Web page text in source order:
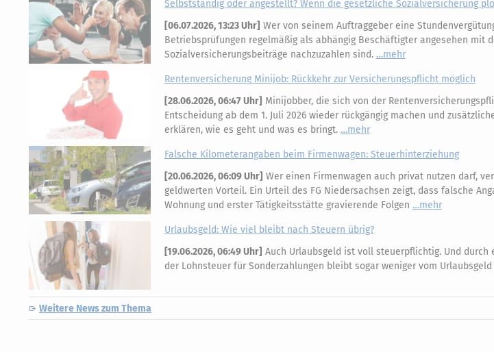
Selbstständig oder angestellt? Wenn die gesetzliche Sozialversicherung
[06.07.2026, 13:23 Uhr] Wer von seinem Auftraggeber eine
Betriebsprüfungen regelmäßig als abhängig Beschäftigter angesehen mit
Sozialversicherungsbeiträge nachzuzahlen sind.
mehr
Rentenversicherung Minijob: Rückkehr zur Versicherungspflicht möglich
[28.06.2026, 06:47 Uhr] Minijobber, die sich von der
Entscheidung ab dem 1. Juli 2026 wieder rückgängig machen und
erklären, wie es geht und was es bringt.
mehr
Falsche Kilometerangaben beim Firmenwagen: Steuerhinterziehung
[20.06.2026, 06:09 Uhr] Wer einen Firmenwagen auch privat nutzen darf,
geldwerten Vorteil. Ein Urteil des FG Niedersachsen zeigt, dass falsche
Wohnung und erster Tätigkeitsstätte gravierende Folgen
mehr
Urlaubsgeld: Wie viel bleibt nach Steuern übrig?
[19.06.2026, 06:49 Uhr] Auch Urlaubsgeld ist voll steuerpflichtig. Und
der Lohnsteuer für Sonderzahlungen bleibt sogar weniger vom
Weitere News zum Thema